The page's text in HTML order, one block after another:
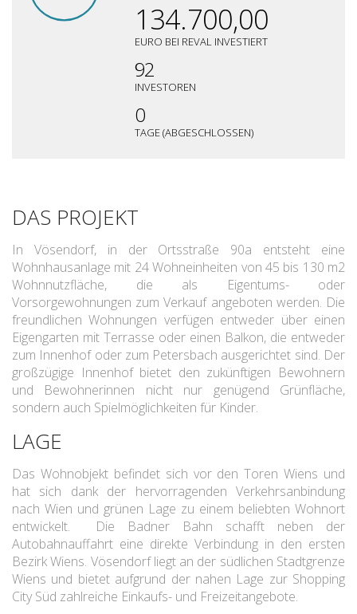
134.700,00
EURO BEI REVAL INVESTIERT
92
INVESTOREN
0
TAGE (ABGESCHLOSSEN)
DAS PROJEKT
In Vösendorf, in der Ortsstraße 90a entsteht eine
Wohnhausanlage mit 24 Wohneinheiten von 45 bis 130 m2
Wohnnutzfläche, die als Eigentums- oder
Vorsorgewohnungen zum Verkauf angeboten werden. Die
freundlichen Wohnungen verfügen entweder über einen
Eigengarten mit Terrasse oder einen Balkon, die entweder
zum Innenhof oder zum Petersbach ausgerichtet sind. Der
großzügige Innenhof bietet den zukünftigen Bewohnern
und Bewohnerinnen nicht nur genügend Grünfläche,
sondern auch Spielmöglichkeiten für Kinder.
LAGE
Das Wohnobjekt befindet sich vor den Toren Wiens und
hat sich dank der hervorragenden Verkehrsanbindung
nach Wien und grünen Lage zu einem beliebten Wohnort
entwickelt. Die Badner Bahn schafft neben der
Autobahnauffahrt eine direkte Verbindung in den ersten
Bezirk Wiens. Vösendorf liegt an der südlichen Stadtgrenze
Wiens und bietet aufgrund der nahen Lage zur Shopping
City Süd zahlreiche Einkaufs- und Freizeitangebote.